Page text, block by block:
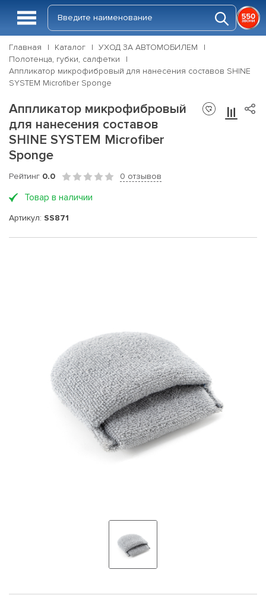
Главная Каталог
УХОД ЗА АВТОМОБИЛЕМ
Полотенца, губки, салфетки
Аппликатор микрофибровый для нанесения составов SHINE
SYSTEM Microfiber Sponge
Аппликатор микрофибровый
для нанесения составов
SHINE SYSTEM Microfiber
Sponge
Рейтинг 0.0 0 отзывов
Товар в наличии
Артикул: SS871